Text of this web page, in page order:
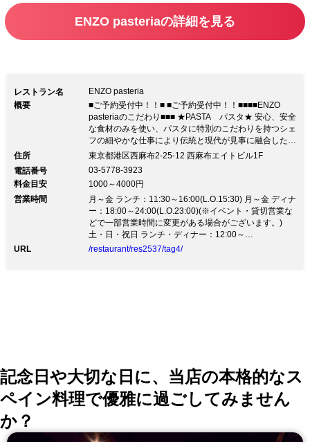
た、ヘルシーなお食事の数々をお楽しみ
ENZO pasteriaの詳細を見る
レストラン名
ENZO pasteria
概要
■ご予約受付中！！■ ■ご予約受付中！！■■■■ENZO
pasteriaのこだわり■■■ ★PASTA パスタ★ 安心、安全
な食材のみを使い、パスタに特別のこだわりを持つシェ
フの細やかな仕事により伝統と現代が見事に融合したモ
ダンなENZOスタイルのパスタ！！常備２５種以上と種
★ATOMOSPHERE&SERVICE 雰囲気＆サービス★ 西
麻布の裏路地にある隠れ家的でどこか温かみを感じる店
内。 １、レストランクオリティーを手頃に気軽に ２、
「健康は毎日の食事から」 がモットー！！ 笑顔でフ
レンドリーなスタッフがお出迎え致します。 ENZOの由
来・・・映画“グランブルー”の登場人物であるエンヅ
ォ・モリナーリ。劇中にある彼の家族や友人を自分の部
住所
東京都港区西麻布2-25-12 西麻布エイトビル1F
電話番号
03-5778-3923
料金目安
1000～4000円
営業時間
月～金 ランチ：11:30～16:00(L.O.15:30) 月～金 ディナ
ー：18:00～24:00(L.O.23:00)(※イベント・貸切営業な
どで一部営業時間に変更がある場合がございます。)
土・日・祝日 ランチ・ディナー：12:00～
24:00(L.O.23:00)(※イベント・貸切営業などで一部営業
URL /restaurant/res2537/tag4/
記念日や大切な日に、当店の本格的なス
ペイン料理で優雅に過ごしてみません
か？